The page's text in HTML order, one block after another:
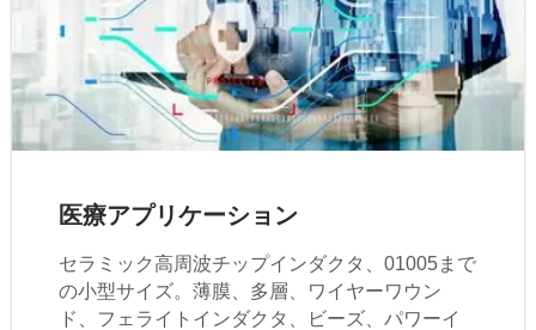
医療アプリケーション
セラミック高周波チップインダクタ、01005まで
の小型サイズ。薄膜、多層、ワイヤーワウン
ド、フェライトインダクタ、ビーズ、パワーイ